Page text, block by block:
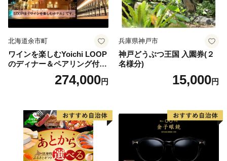
北海道余市町
ワインを楽しむYoichi LOOP
のディナー＆ペアリング付宿
泊プラン＜デラックスツイン
274,000円
兵庫県神戸市
神戸どうぶつ王国 入園券(２
名様分)
15,000円